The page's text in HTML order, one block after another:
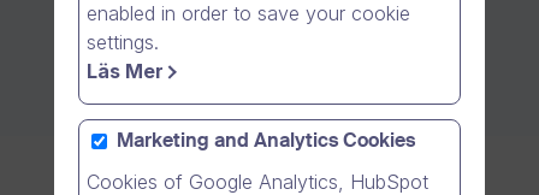
enabled in order to save your cookie
settings.
Läs Mer
Marketing and Analytics Cookies
Cookies of Google Analytics, HubSpot